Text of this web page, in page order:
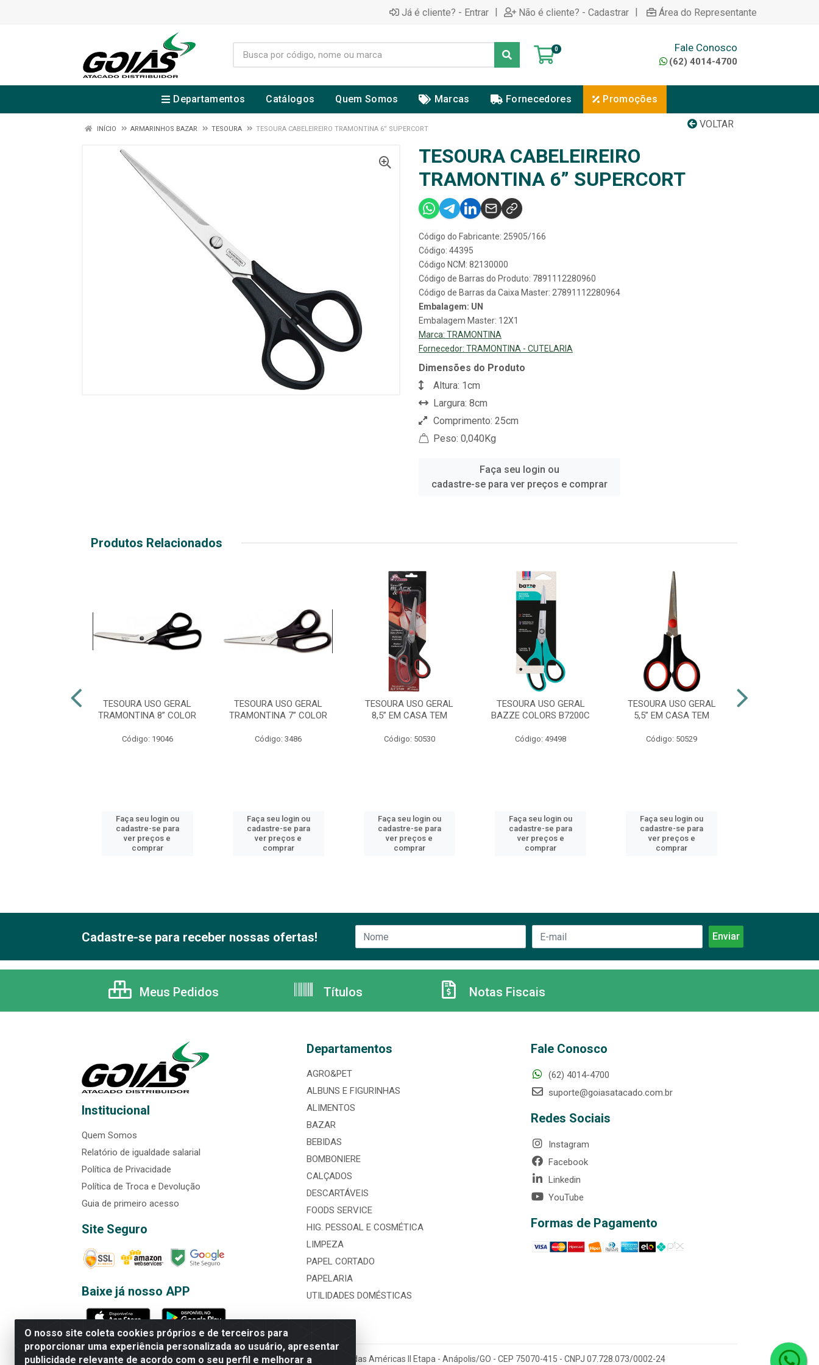
Já é cliente? - Entrar | Não é cliente? - Cadastrar | Área do Representante
0 Fale Conosco
(62) 4014-4700
Departamentos Catálogos Quem Somos Marcas Fornecedores Promoções
VOLTAR
INÍCIO ARMARINHOS BAZAR TESOURA TESOURA CABELEIREIRO TRAMONTINA 6” SUPERCORT
TESOURA CABELEIREIRO
TRAMONTINA 6” SUPERCORT
Código do Fabricante: 25905/166
Código: 44395
Código NCM: 82130000
Código de Barras do Produto: 7891112280960
Código de Barras da Caixa Master: 27891112280964
Embalagem: UN
Embalagem Master: 12X1
Marca: TRAMONTINA
Fornecedor: TRAMONTINA - CUTELARIA
Dimensões do Produto
Altura: 1cm
Largura: 8cm
Comprimento: 25cm
Peso: 0,040Kg
Faça seu login ou
cadastre-se para ver preços e comprar
Produtos Relacionados
TESOURA USO GERAL
TRAMONTINA 8” COLOR
Código: 19046
Faça seu login ou
cadastre-se para
ver preços e
comprar
TESOURA USO GERAL
TRAMONTINA 7” COLOR
Código: 3486
Faça seu login ou
cadastre-se para
ver preços e
comprar
TESOURA USO GERAL
8,5” EM CASA TEM
Código: 50530
Faça seu login ou
cadastre-se para
ver preços e
comprar
TESOURA USO GERAL
BAZZE COLORS B7200C
Código: 49498
Faça seu login ou
cadastre-se para
ver preços e
comprar
TESOURA USO GERAL
5,5” EM CASA TEM
Código: 50529
Faça seu login ou
cadastre-se para
ver preços e
comprar
O nosso site coleta cookies próprios e de terceiros para
proporcionar uma experiência personalizada ao usuário, apresentar
publicidade relevante de acordo com o seu perfil e melhorar a
Cadastre-se para receber nossas ofertas!
Meus Pedidos Títulos Notas Fiscais
Institucional
Quem Somos
Relatório de igualdade salarial
Política de Privacidade
Política de Troca e Devolução
Guia de primeiro acesso
Site Seguro
Baixe já nosso APP
Departamentos
AGRO&PET
ALBUNS E FIGURINHAS
ALIMENTOS
BAZAR
BEBIDAS
BOMBONIERE
CALÇADOS
DESCARTÁVEIS
FOODS SERVICE
HIG. PESSOAL E COSMÉTICA
LIMPEZA
PAPEL CORTADO
PAPELARIA
UTILIDADES DOMÉSTICAS
Fale Conosco
(62) 4014-4700
suporte@goiasatacado.com.br
Redes Sociais
Instagram
Facebook
Linkedin
YouTube
Formas de Pagamento
Rede Brasil - Avenida Universitária, nº 3860, Jardim das Américas II Etapa - Anápolis/GO - CEP 75070-415 - CNPJ 07.728.073/0002-24